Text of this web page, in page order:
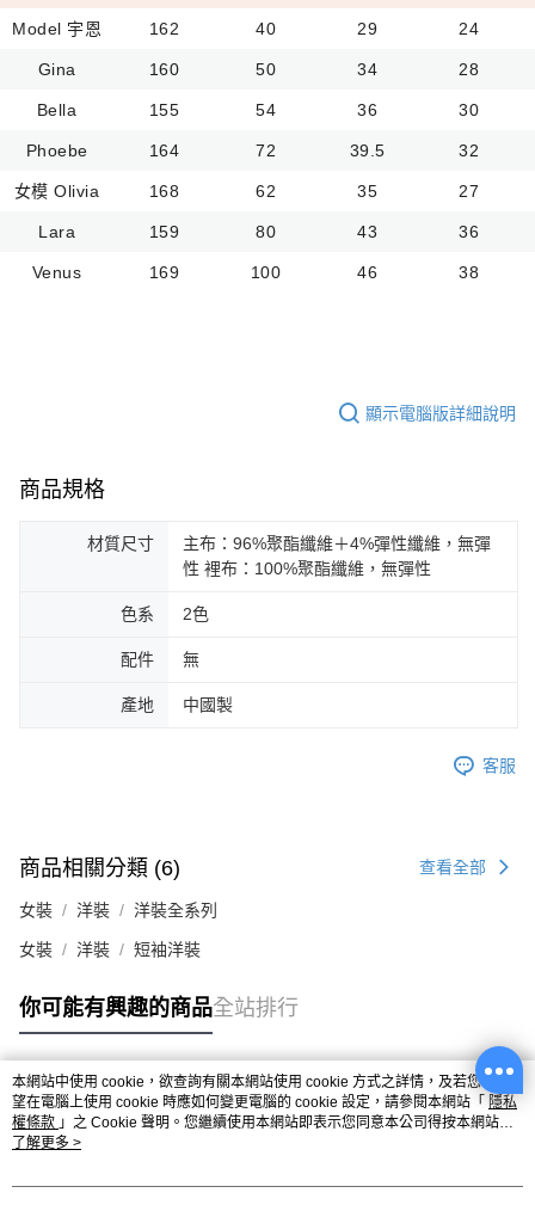
Model 宇恩 162 40 29 24
Gina 160 50 34 28
Bella 155 54 36 30
Phoebe 164 72 39.5 32
女模 Olivia 168 62 35 27
Lara 159 80 43 36
Venus 169 100 46 38
顯示電腦版詳細說明
商品規格
材質尺寸
主布：96%聚酯纖維＋4%彈性纖維，無彈
性 裡布：100%聚酯纖維，無彈性
色系 2色
配件 無
產地 中國製
客服
商品相關分類 (6) 查看全部
女裝 洋裝 洋裝全系列
女裝 洋裝 短袖洋裝
你可能有興趣的商品全站排行
熱門標籤
本網站中使用 cookie，欲查詢有關本網站使用 cookie 方式之詳情，及若您不希
望在電腦上使用 cookie 時應如何變更電腦的 cookie 設定，請參閱本網站「 隱私
權條款 」之 Cookie 聲明。您繼續使用本網站即表示您同意本公司得按本網站使
用條款之 Cookie 聲明使用 cookie。
了解更多 >